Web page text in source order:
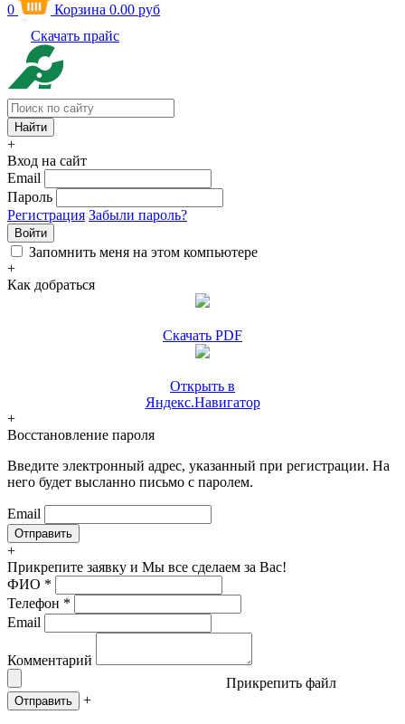
0 Корзина 0.00 руб
Скачать прайс
+
Вход на сайт
Email
Пароль
Регистрация Забыли пароль?
Войти
Запомнить меня на этом компьютере
+
Как добраться
Скачать PDF
Открыть в
Яндекс.Навигатор
+
Восстановление пароля
Введите электронный адрес, указанный при регистрации. На
него будет высланно письмо с паролем.
Email
+
Прикрепите заявку и Мы все сделаем за Вас!
ФИО *
Телефон *
Email
Комментарий
Прикрепить файл
Отправить +